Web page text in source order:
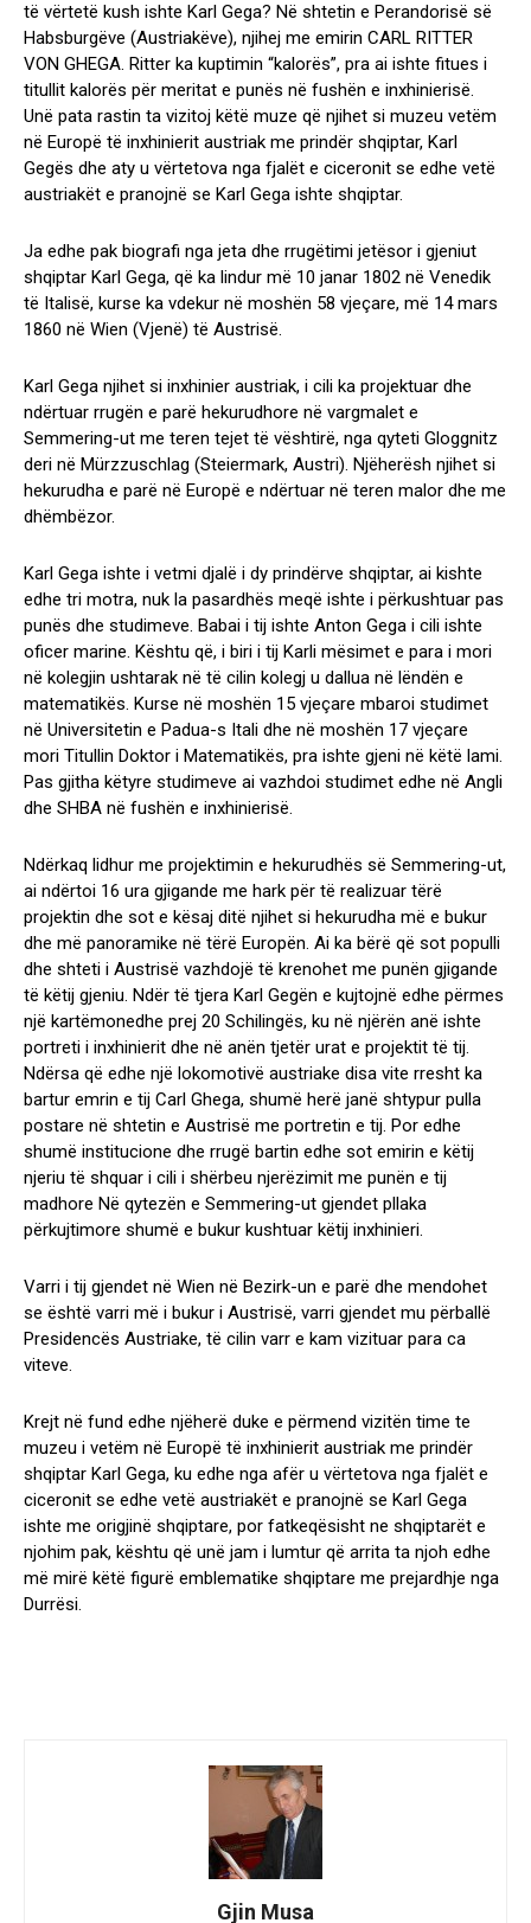
të vërtetë kush ishte Karl Gega? Në shtetin e Perandorisë së
Habsburgëve (Austriakëve), njihej me emirin CARL RITTER
VON GHEGA. Ritter ka kuptimin “kalorës”, pra ai ishte fitues i
titullit kalorës për meritat e punës në fushën e inxhinierisë.
Unë pata rastin ta vizitoj këtë muze që njihet si muzeu vetëm
në Europë të inxhinierit austriak me prindër shqiptar, Karl
Gegës dhe aty u vërtetova nga fjalët e ciceronit se edhe vetë
austriakët e pranojnë se Karl Gega ishte shqiptar.
Ja edhe pak biografi nga jeta dhe rrugëtimi jetësor i gjeniut
shqiptar Karl Gega, që ka lindur më 10 janar 1802 në Venedik
të Italisë, kurse ka vdekur në moshën 58 vjeçare, më 14 mars
1860 në Wien (Vjenë) të Austrisë.
Karl Gega njihet si inxhinier austriak, i cili ka projektuar dhe
ndërtuar rrugën e parë hekurudhore në vargmalet e
Semmering-ut me teren tejet të vështirë, nga qyteti Gloggnitz
deri në Mürzzuschlag (Steiermark, Austri). Njëherësh njihet si
hekurudha e parë në Europë e ndërtuar në teren malor dhe me
dhëmbëzor.
Karl Gega ishte i vetmi djalë i dy prindërve shqiptar, ai kishte
edhe tri motra, nuk la pasardhës meqë ishte i përkushtuar pas
punës dhe studimeve. Babai i tij ishte Anton Gega i cili ishte
oficer marine. Kështu që, i biri i tij Karli mësimet e para i mori
në kolegjin ushtarak në të cilin kolegj u dallua në lëndën e
matematikës. Kurse në moshën 15 vjeçare mbaroi studimet
në Universitetin e Padua-s Itali dhe në moshën 17 vjeçare
mori Titullin Doktor i Matematikës, pra ishte gjeni në këtë lami.
Pas gjitha këtyre studimeve ai vazhdoi studimet edhe në Angli
dhe SHBA në fushën e inxhinierisë.
Ndërkaq lidhur me projektimin e hekurudhës së Semmering-ut,
ai ndërtoi 16 ura gjigande me hark për të realizuar tërë
projektin dhe sot e kësaj ditë njihet si hekurudha më e bukur
dhe më panoramike në tërë Europën. Ai ka bërë që sot populli
dhe shteti i Austrisë vazhdojë të krenohet me punën gjigande
të këtij gjeniu. Ndër të tjera Karl Gegën e kujtojnë edhe përmes
një kartëmonedhe prej 20 Schilingës, ku në njërën anë ishte
portreti i inxhinierit dhe në anën tjetër urat e projektit të tij.
Ndërsa që edhe një lokomotivë austriake disa vite rresht ka
bartur emrin e tij Carl Ghega, shumë herë janë shtypur pulla
postare në shtetin e Austrisë me portretin e tij. Por edhe
shumë institucione dhe rrugë bartin edhe sot emirin e këtij
njeriu të shquar i cili i shërbeu njerëzimit me punën e tij
madhore Në qytezën e Semmering-ut gjendet pllaka
përkujtimore shumë e bukur kushtuar këtij inxhinieri.
Varri i tij gjendet në Wien në Bezirk-un e parë dhe mendohet
se është varri më i bukur i Austrisë, varri gjendet mu përballë
Presidencës Austriake, të cilin varr e kam vizituar para ca
viteve.
Krejt në fund edhe njëherë duke e përmend vizitën time te
muzeu i vetëm në Europë të inxhinierit austriak me prindër
shqiptar Karl Gega, ku edhe nga afër u vërtetova nga fjalët e
ciceronit se edhe vetë austriakët e pranojnë se Karl Gega
ishte me origjinë shqiptare, por fatkeqësisht ne shqiptarët e
njohim pak, kështu që unë jam i lumtur që arrita ta njoh edhe
më mirë këtë figurë emblematike shqiptare me prejardhje nga
Durrësi.
Gjin Musa